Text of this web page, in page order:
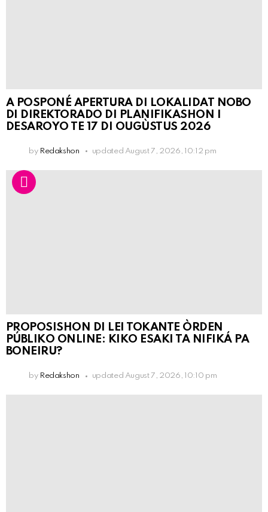
A POSPONÉ APERTURA DI LOKALIDAT NOBO
DI DIREKTORADO DI PLANIFIKASHON I
DESAROYO TE 17 DI OUGÙSTUS 2026
by Redakshon updated August 7, 2026, 10:12 pm
PROPOSISHON DI LEI TOKANTE ÒRDEN
PÚBLIKO ONLINE: KIKO ESAKI TA NIFIKÁ PA
BONEIRU?
by Redakshon updated August 7, 2026, 10:10 pm